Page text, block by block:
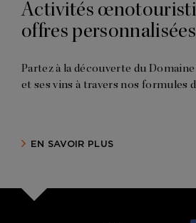
Activités
offres personnalisées
Partez à la découverte du
et ses vins à travers nos formules
EN SAVOIR PLUS